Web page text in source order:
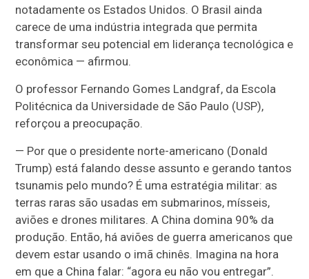
notadamente os Estados Unidos. O Brasil ainda
carece de uma indústria integrada que permita
transformar seu potencial em liderança tecnológica e
econômica — afirmou.
O professor Fernando Gomes Landgraf, da Escola
Politécnica da Universidade de São Paulo (USP),
reforçou a preocupação.
— Por que o presidente norte-americano (Donald
Trump) está falando desse assunto e gerando tantos
tsunamis pelo mundo? É uma estratégia militar: as
terras raras são usadas em submarinos, mísseis,
aviões e drones militares. A China domina 90% da
produção. Então, há aviões de guerra americanos que
devem estar usando o imã chinês. Imagina na hora
em que a China falar: “agora eu não vou entregar”.